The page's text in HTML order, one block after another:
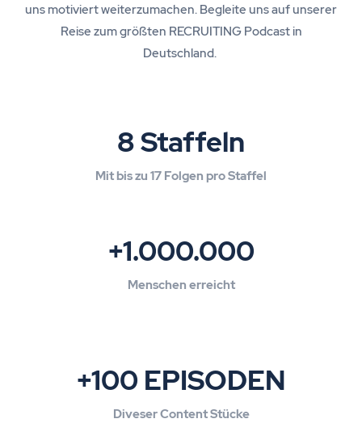
uns motiviert weiterzumachen. Begleite uns auf unserer
Reise zum größten RECRUITING Podcast in
Deutschland.
8 Staffeln
Mit bis zu 17 Folgen pro Staffel
+1.000.000
Menschen erreicht
+100 EPISODEN
Diveser Content Stücke